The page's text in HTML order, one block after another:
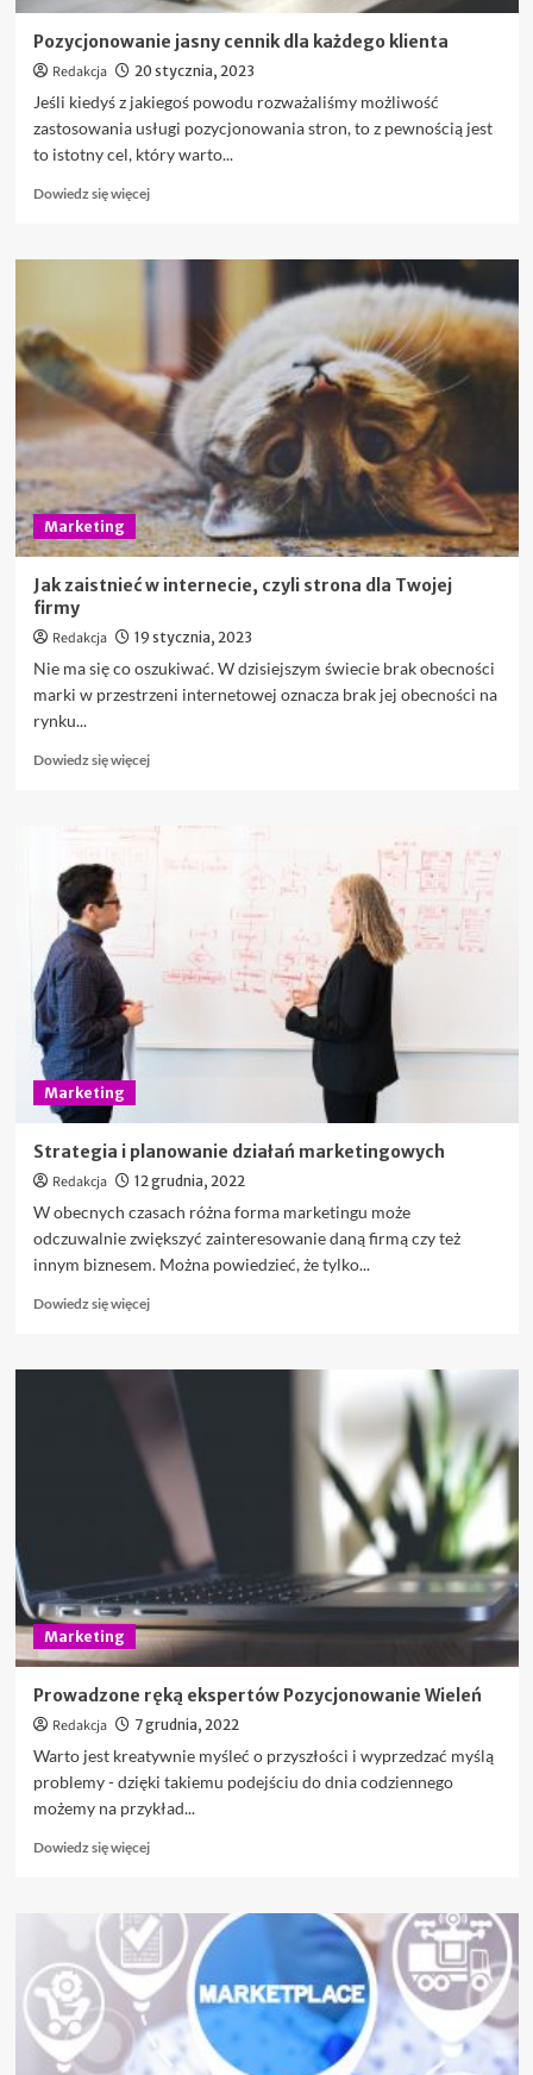
Pozycjonowanie jasny cennik dla każdego klienta
Redakcja 20 stycznia, 2023
Jeśli kiedyś z jakiegoś powodu rozważaliśmy możliwość
zastosowania usługi pozycjonowania stron, to z pewnością jest
to istotny cel, który warto...
Dowiedz się więcejDowiedz
o
Pozycjonowanie
każdego
klienta
Marketing
Jak zaistnieć w internecie, czyli strona dla Twojej
firmy
Redakcja 19 stycznia, 2023
Nie ma się co oszukiwać. W dzisiejszym świecie brak obecności
marki w przestrzeni internetowej oznacza brak jej obecności na
rynku...
Dowiedz się więcejDowiedz
o
zaistnieć
strona
dla
Twojej
Marketing
Strategia i planowanie działań marketingowych
Redakcja 12 grudnia, 2022
W obecnych czasach różna forma marketingu może
odczuwalnie zwiększyć zainteresowanie daną firmą czy też
innym biznesem. Można powiedzieć, że tylko...
Dowiedz się więcejDowiedz
o
planowanie
działań
marketingowych
Marketing
Prowadzone ręką ekspertów Pozycjonowanie Wieleń
Redakcja 7 grudnia, 2022
Warto jest kreatywnie myśleć o przyszłości i wyprzedzać myślą
problemy - dzięki takiemu podejściu do dnia codziennego
możemy na przykład...
Dowiedz się więcejDowiedz
o
Prowadzone
ręką
ekspertów
Pozycjonowanie
Wieleń